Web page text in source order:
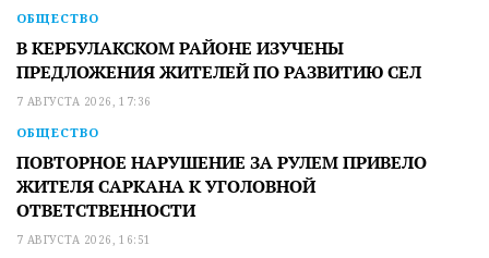
ОБЩЕСТВО
В КЕРБУЛАКСКОМ РАЙОНЕ ИЗУЧЕНЫ
ПРЕДЛОЖЕНИЯ ЖИТЕЛЕЙ ПО РАЗВИТИЮ СЕЛ
7 АВГУСТА 2026, 17:36
ОБЩЕСТВО
ПОВТОРНОЕ НАРУШЕНИЕ ЗА РУЛЕМ ПРИВЕЛО
ЖИТЕЛЯ САРКАНА К УГОЛОВНОЙ
ОТВЕТСТВЕННОСТИ
7 АВГУСТА 2026, 16:51